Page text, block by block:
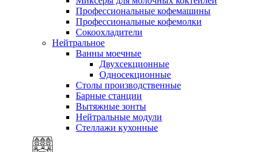
Профессиональные кофемашины
Профессиональные кофемолки
Сокоохладители
Нейтральное
Ванны моечные
Двухсекционные
Односекционные
Столы производственные
Барные станции
Вытяжные зонты
Нейтральные модули
Стеллажи кухонные